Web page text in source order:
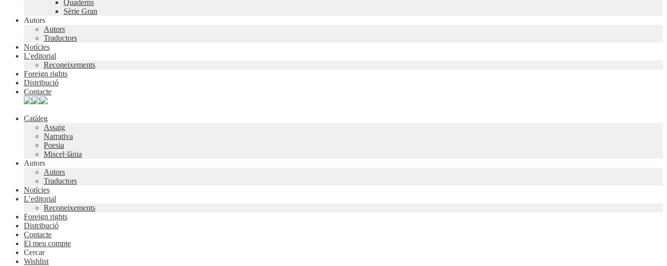
Quaderns
Sèrie Gran
Autors
Autors
Traductors
Notícies
L’editorial
Reconeixements
Foreign rights
Distribució
Contacte
Catàleg
Assaig
Narrativa
Poesia
Miscel·lània
Autors
Autors
Traductors
Notícies
L’editorial
Reconeixements
Foreign rights
Distribució
Contacte
El meu compte
Cercar
Wishlist